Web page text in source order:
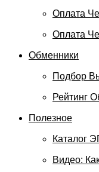
Оплата
Оплата
Обменники
Подбор
Рейтинг
Полезное
Каталог
Видео: